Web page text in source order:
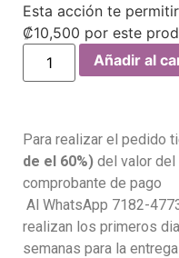
Esta acción te
₡10,500 por este
Añadir al
Para realizar el pedido
de el 60%) del valor
comprobante de pago
Al WhatsApp 7182-
realizan los primeros
semanas para la